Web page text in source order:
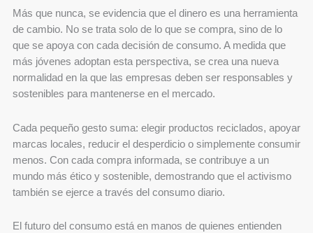
Más que nunca, se evidencia que el dinero es una herramienta
de cambio. No se trata solo de lo que se compra, sino de lo
que se apoya con cada decisión de consumo. A medida que
más jóvenes adoptan esta perspectiva, se crea una nueva
normalidad en la que las empresas deben ser responsables y
sostenibles para mantenerse en el mercado.
Cada pequeño gesto suma: elegir productos reciclados, apoyar
marcas locales, reducir el desperdicio o simplemente consumir
menos. Con cada compra informada, se contribuye a un
mundo más ético y sostenible, demostrando que el activismo
también se ejerce a través del consumo diario.
El futuro del consumo está en manos de quienes entienden